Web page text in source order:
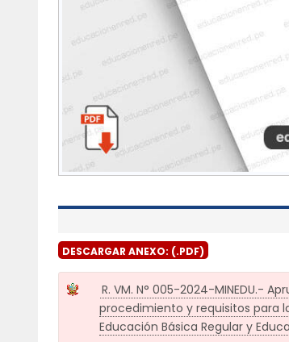
DESCARGAR ANEXO: (.PDF)
R. VM. N° 005-2024-MINEDU.-
procedimiento y requisitos para
Educación Básica Regular y